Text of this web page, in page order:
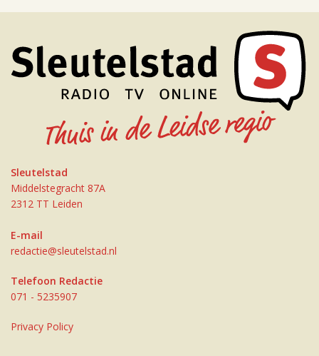
Sleutelstad
Middelstegracht 87A
2312 TT Leiden
E-mail
redactie@sleutelstad.nl
Telefoon Redactie
071 - 5235907
Privacy Policy